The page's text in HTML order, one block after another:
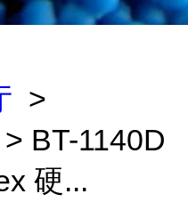
>
> BT-1140D
硬...